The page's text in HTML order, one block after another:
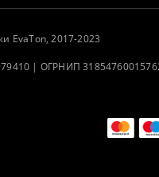
EvaTon, 2017-2023
| ОГРНИП